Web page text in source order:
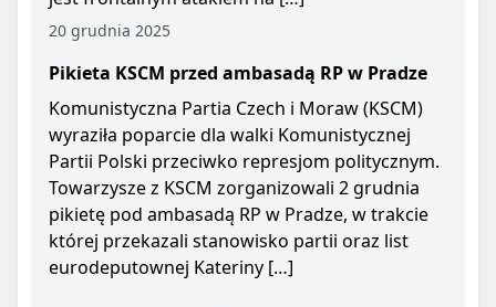
20 grudnia 2025
Pikieta KSCM przed ambasadą RP w Pradze
Komunistyczna Partia Czech i Moraw (KSCM)
wyraziła poparcie dla walki Komunistycznej
Partii Polski przeciwko represjom politycznym.
Towarzysze z KSCM zorganizowali 2 grudnia
pikietę pod ambasadą RP w Pradze, w trakcie
której przekazali stanowisko partii oraz list
eurodeputownej Kateriny […]